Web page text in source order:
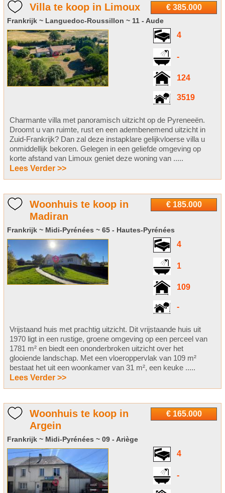
€ 385.000
Villa te koop in Limoux
Frankrijk ~ Languedoc-Roussillon ~ 11 - Aude
4
-
124
3519
Charmante villa met panoramisch uitzicht op de Pyreneeën.
Droomt u van ruimte, rust en een adembenemend uitzicht in
Zuid-Frankrijk? Dan zal deze instapklare gelijkvloerse villa u
onmiddellijk bekoren. Gelegen in een geliefde omgeving op
korte afstand van Limoux geniet deze woning van .....
Lees Verder >>
€ 185.000
Woonhuis te koop in
Madiran
Frankrijk ~ Midi-Pyrénées ~ 65 - Hautes-Pyrénées
4
1
109
-
Vrijstaand huis met prachtig uitzicht. Dit vrijstaande huis uit
1970 ligt in een rustige, groene omgeving op een perceel van
1781 m² en biedt een ononderbroken uitzicht over het
glooiende landschap. Met een vloeroppervlak van 109 m²
bestaat het uit een woonkamer van 31 m², een keuke .....
Lees Verder >>
€ 165.000
Woonhuis te koop in
Argein
Frankrijk ~ Midi-Pyrénées ~ 09 - Ariège
4
-